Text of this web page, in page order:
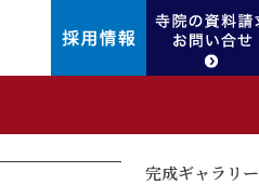
完成ギャラリー